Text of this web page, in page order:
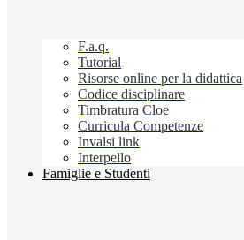
F.a.q.
Tutorial
Risorse online per la didattica
Codice disciplinare
Timbratura Cloe
Curricula Competenze
Invalsi link
Interpello
Famiglie e Studenti